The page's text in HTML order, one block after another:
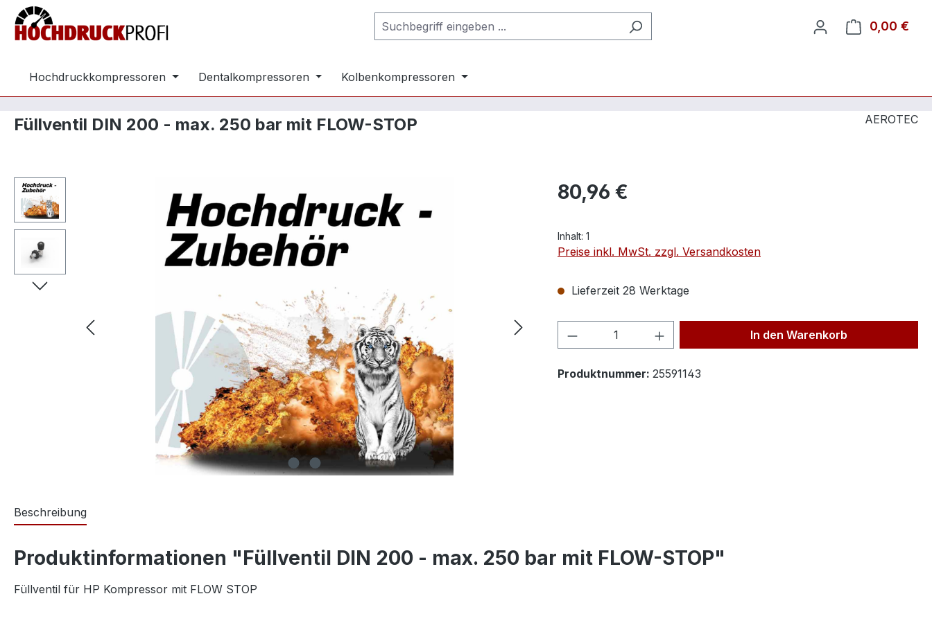
Hauptinhalt springen
Zur Suche springen
Zur Hauptnavigation springen
0,00 €
Hochdruckkompressoren Dentalkompressoren Kolbenkompressoren
Füllventil DIN 200 - max. 250 bar mit FLOW-STOP AEROTEC
Bildergalerie überspringen 80,96 €
Inhalt: 1
Preise inkl. MwSt. zzgl. Versandkosten
Lieferzeit 28 Werktage
Produkt Anzahl: Gib den gewünschten Wert
In den Warenkorb
Produktnummer: 25591143
Beschreibung
Produktinformationen "Füllventil DIN 200 - max. 250 bar mit FLOW-STOP"
Füllventil für HP Kompressor mit FLOW STOP